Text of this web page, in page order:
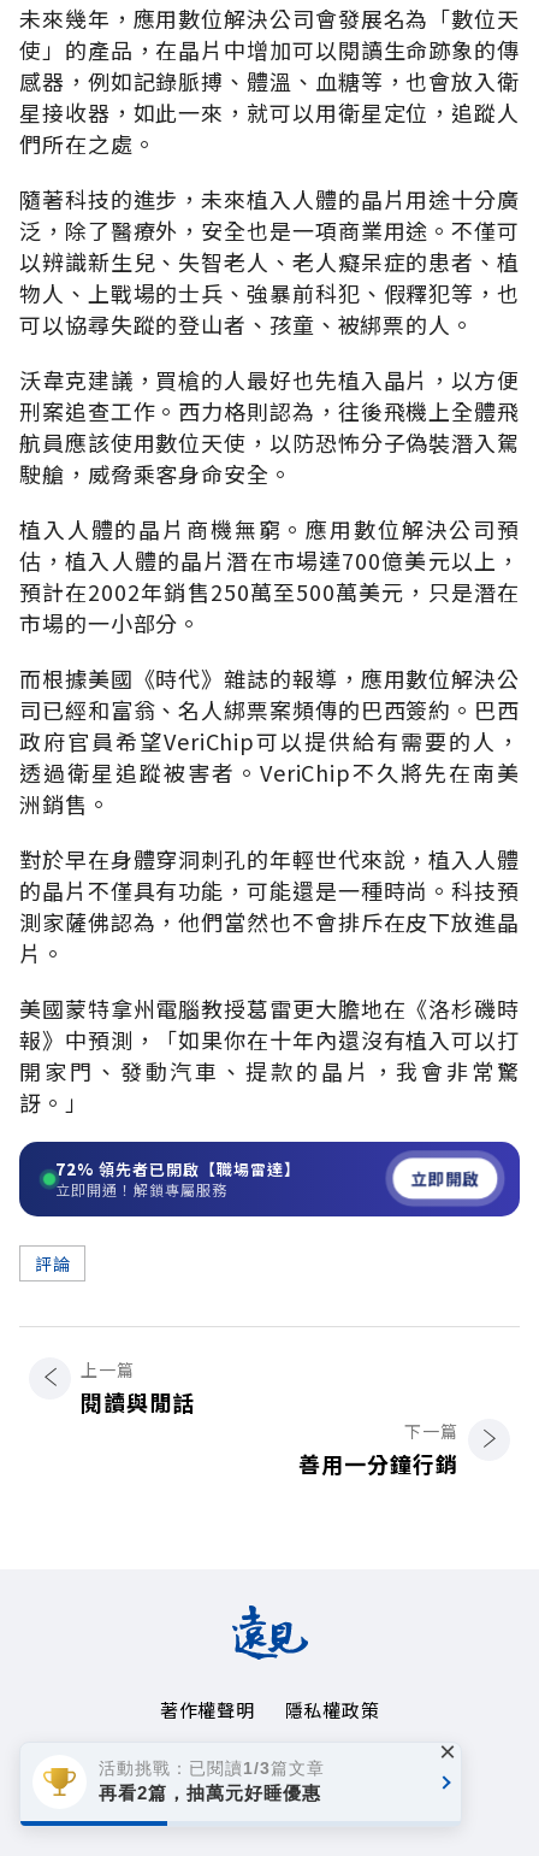
未來幾年，應用數位解決公司會發展名為「數位天
使」的產品，在晶片中增加可以閱讀生命跡象的傳
感器，例如記錄脈搏、體溫、血糖等，也會放入衛
星接收器，如此一來，就可以用衛星定位，追蹤人
們所在之處。
隨著科技的進步，未來植入人體的晶片用途十分廣
泛，除了醫療外，安全也是一項商業用途。不僅可
以辨識新生兒、失智老人、老人癡呆症的患者、植
物人、上戰場的士兵、強暴前科犯、假釋犯等，也
可以協尋失蹤的登山者、孩童、被綁票的人。
沃韋克建議，買槍的人最好也先植入晶片，以方便
刑案追查工作。西力格則認為，往後飛機上全體飛
航員應該使用數位天使，以防恐怖分子偽裝潛入駕
駛艙，威脅乘客身命安全。
植入人體的晶片商機無窮。應用數位解決公司預
估，植入人體的晶片潛在市場達700億美元以上，
預計在2002年銷售250萬至500萬美元，只是潛在
市場的一小部分。
而根據美國《時代》雜誌的報導，應用數位解決公
司已經和富翁、名人綁票案頻傳的巴西簽約。巴西
政府官員希望VeriChip可以提供給有需要的人，
透過衛星追蹤被害者。VeriChip不久將先在南美
洲銷售。
對於早在身體穿洞刺孔的年輕世代來說，植入人體
的晶片不僅具有功能，可能還是一種時尚。科技預
測家薩佛認為，他們當然也不會排斥在皮下放進晶
片。
美國蒙特拿州電腦教授葛雷更大膽地在《洛杉磯時
報》中預測，「如果你在十年內還沒有植入可以打
開家門、發動汽車、提款的晶片，我會非常驚
訝。」
72% 領先者已開啟【職場雷達】
立即開通！解鎖專屬服務 立即開啟
評論
上一篇
閱讀與閒話
下一篇
善用一分鐘行銷
著作權聲明
隱私權政策
Copyright© 1999~2026
遠見天下文化事業群. All rights reserved.
活動挑戰：已閱讀1/3篇文章
再看2篇，抽萬元好睡優惠
×